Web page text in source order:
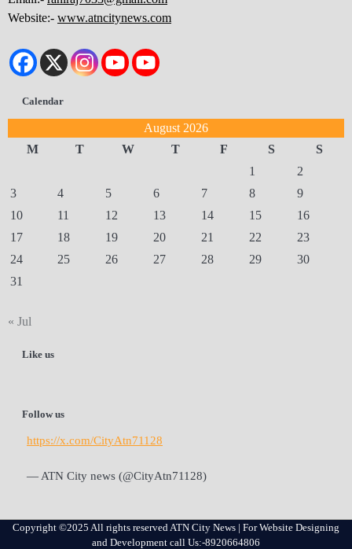
Website:- www.atncitynews.com
Calendar
August 2026
M
T W T F S
S
1
2
3
4 5 6 7 8
9
10
11 12 13 14 15
16
17
18 19 20 21 22
23
24
25 26 27 28 29
30
31
« Jul
Like us
Follow us
https://x.com/CityAtn71128
— ATN City news (@CityAtn71128)
Copyright ©2025 All rights reserved ATN City News | For Website Designing
and Development call Us:-8920664806